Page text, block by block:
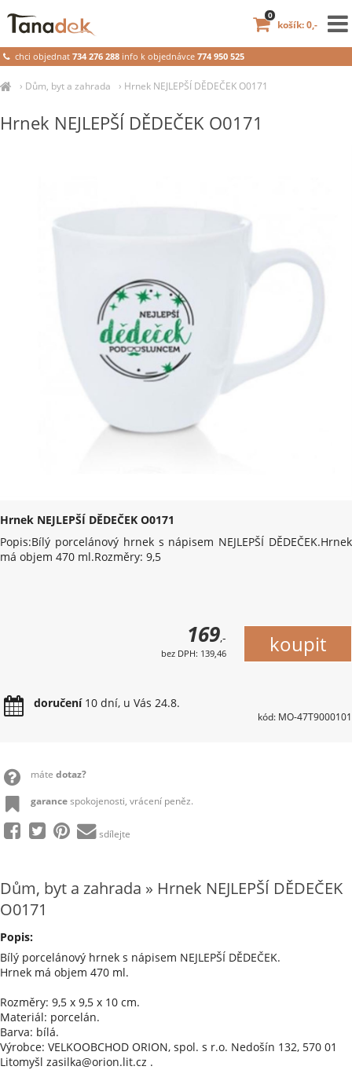
› Dům, byt a zahrada › Hrnek NEJLEPŠÍ DĚDEČEK O0171
Hrnek NEJLEPŠÍ DĚDEČEK O0171
Hrnek NEJLEPŠÍ DĚDEČEK O0171
Popis:Bílý porcelánový hrnek s nápisem NEJLEPŠÍ DĚDEČEK.Hrnek
má objem 470 ml.Rozměry: 9,5
169,-
bez DPH: 139,46
doručení10 dní, u Vás 24.8.
kód: MO-47T9000101
máte dotaz?
garancespokojenosti, vrácení peněz.
sdílejte
Dům, byt a zahrada » Hrnek NEJLEPŠÍ DĚDEČEK
O0171
Popis:
Bílý porcelánový hrnek s nápisem NEJLEPŠÍ DĚDEČEK.
Hrnek má objem 470 ml.
Rozměry: 9,5 x 9,5 x 10 cm.
Materiál: porcelán.
Barva: bílá.
Výrobce: VELKOOBCHOD ORION, spol. s r.o. Nedošín 132, 570 01
Litomyšl zasilka@orion.lit.cz .
chci objednat734 276 288 info k objednávce 774 950 525
košík: 0,-
0